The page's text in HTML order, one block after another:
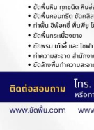
ขัดพื้น